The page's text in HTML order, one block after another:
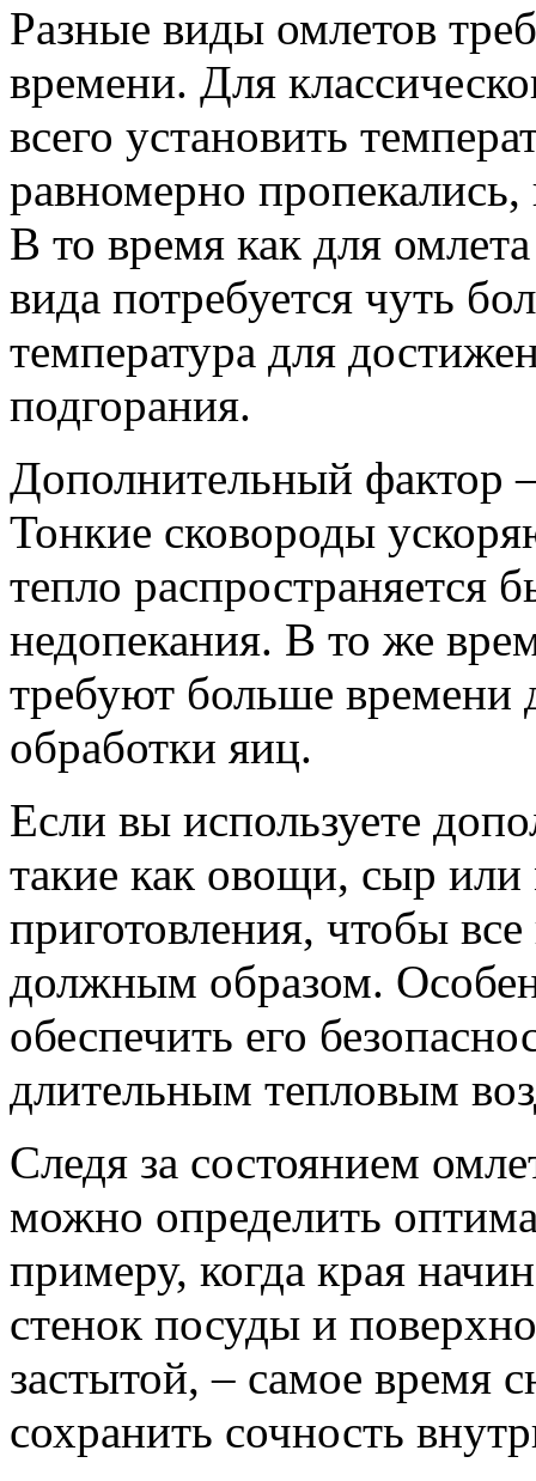
Разные виды омлетов
времени. Для
всего установить
равномерно
В то время как для
вида потребуется чуть
температура для
подгорания.
Дополнительный фактор
Тонкие сковороды
тепло распространяется
недопекания. В то же
требуют больше времени
обработки яиц.
Если вы используете
такие как овощи, сыр или
приготовления, чтобы
должным образом.
обеспечить его
длительным тепловым
Следя за состоянием
можно определить
примеру, когда края
стенок посуды и
застытой, – самое время
сохранить сочность